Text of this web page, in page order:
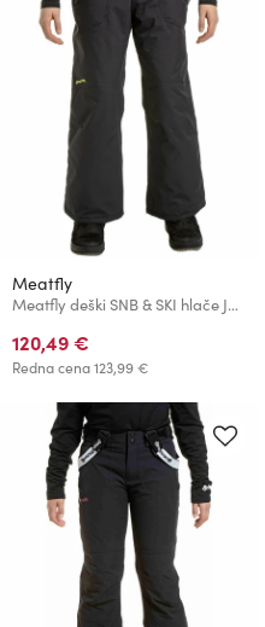
Meatfly
Meatfly deški SNB & SKI hlače Junior Black
120,49 €
Redna cena123,99 €